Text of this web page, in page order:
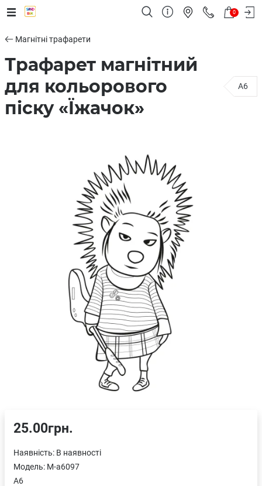
0
Магнітні трафарети
Трафарет магнітний
для кольорового
піску «Їжачок»
A6
25.00грн.
Наявність: В наявності
Модель: M-a6097
A6